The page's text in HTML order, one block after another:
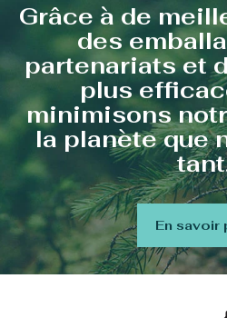
Grâce à de
des
partenariats et
plus
minimisons
la planète que
En savoir